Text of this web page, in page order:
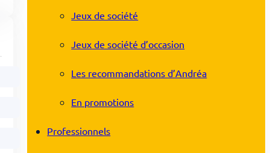
Jeux de société
Jeux de société d’occasion
Les recommandations d’Andréa
En promotions
Professionnels